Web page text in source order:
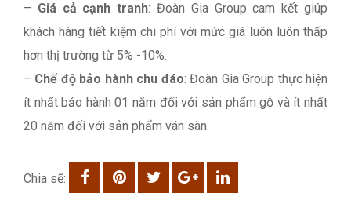
– Giá cả cạnh tranh: Đoàn Gia Group cam kết giúp
khách hàng tiết kiệm chi phí với mức giá luôn luôn thấp
hơn thị trường từ 5% -10%.
– Chế độ bảo hành chu đáo: Đoàn Gia Group thực hiện
ít nhất bảo hành 01 năm đối với sản phẩm gỗ và ít nhất
20 năm đối với sản phẩm ván sàn.
Chia sẽ: